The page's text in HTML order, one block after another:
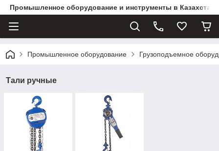
Промышленное оборудование и инструменты в
Промышленное оборудование Грузоподъемное
Тали ручные